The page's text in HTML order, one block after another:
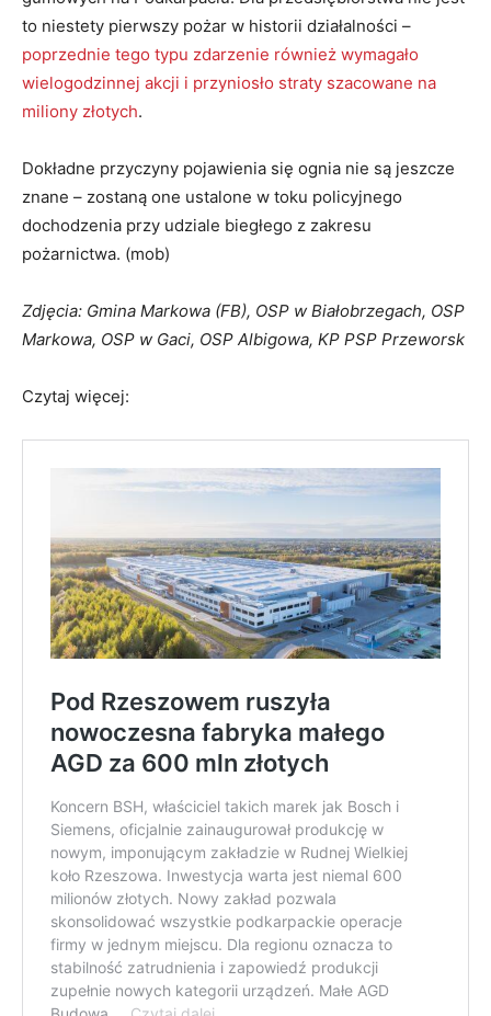
zakładów zajmujących się regeneracją opon dla
transportu ciężarowego oraz odzyskiem materiałów
gumowych na Podkarpaciu. Dla przedsiębiorstwa nie jest
to niestety pierwszy pożar w historii działalności –
wielogodzinnej akcji i przyniosło straty szacowane na
miliony złotych
Dokładne przyczyny pojawienia się ognia nie są jeszcze
dochodzenia przy udziale biegłego z zakresu
pożarnictwa. (mob)
Zdjęcia: Gmina Markowa (FB), OSP w Białobrzegach, OSP
Czytaj więcej: